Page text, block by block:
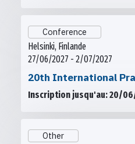
Conference
Helsinki, Finlande
27/06/2027 - 2/07/2027
20th International
Inscription jusqu'au: 20/
Other